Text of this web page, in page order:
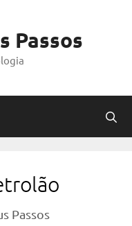
Passos
Passos